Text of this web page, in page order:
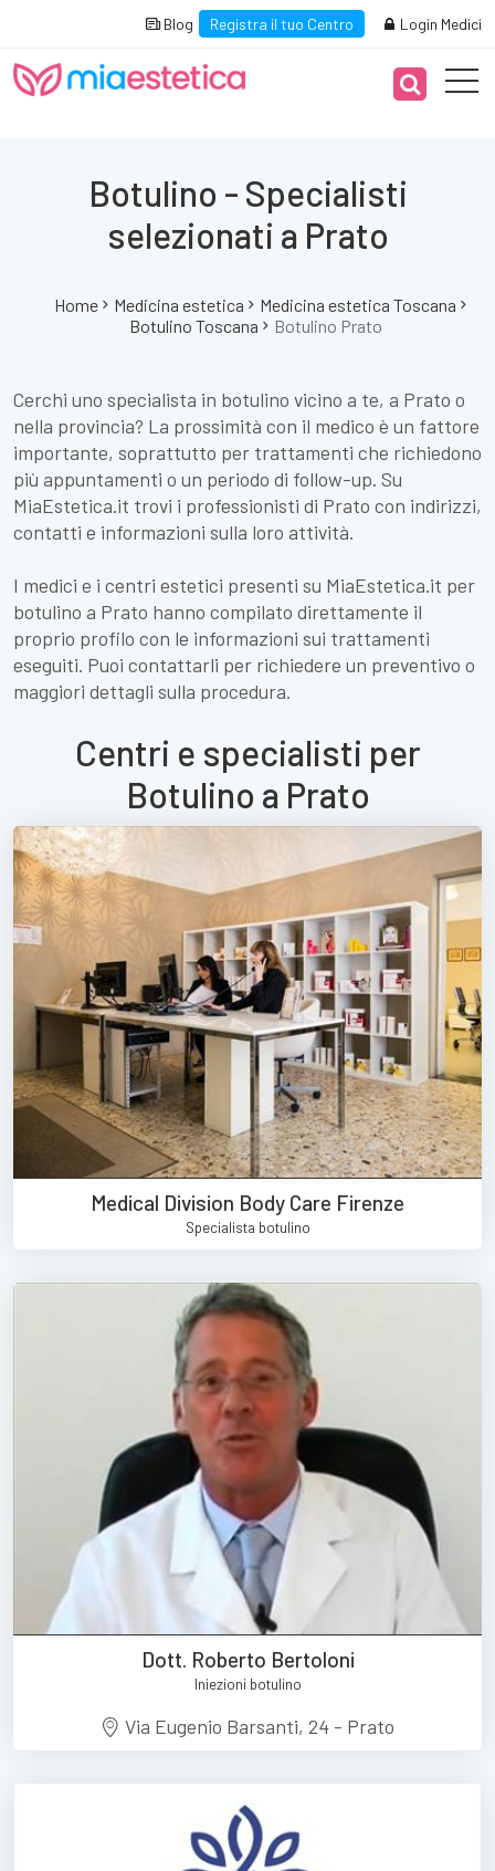
Blog Registra il tuo Centro Login Medici
Botulino - Specialisti
selezionati a Prato
Home Medicina estetica
Medicina estetica Toscana
Botulino Toscana
Botulino Prato
Cerchi uno specialista in botulino vicino a te, a Prato o
nella provincia? La prossimità con il medico è un fattore
importante, soprattutto per trattamenti che richiedono
più appuntamenti o un periodo di follow-up. Su
MiaEstetica.it trovi i professionisti di Prato con indirizzi,
contatti e informazioni sulla loro attività.
I medici e i centri estetici presenti su MiaEstetica.it per
botulino a Prato hanno compilato direttamente il
proprio profilo con le informazioni sui trattamenti
eseguiti. Puoi contattarli per richiedere un preventivo o
maggiori dettagli sulla procedura.
Centri e specialisti per
Botulino a Prato
Medical Division Body Care Firenze
Specialista botulino
Dott. Roberto Bertoloni
Iniezioni botulino
Via Eugenio Barsanti, 24 - Prato